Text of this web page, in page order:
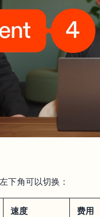
所有
Pro/Enterprise
Turbo 的性价比很差，除非
无限大的白板：
数据可视化图表都行，而且
下角可以切换：
速度 费用